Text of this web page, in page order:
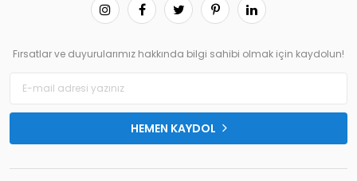
Fırsatlar ve duyurularımız hakkında bilgi sahibi olmak için kaydolun!
HEMEN KAYDOL